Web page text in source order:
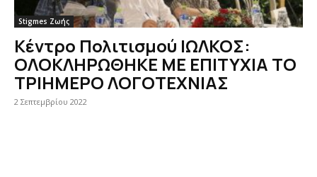
Stigmes Ζωής
Κέντρο Πολιτισμού ΙΩΛΚΟΣ:
ΟΛΟΚΛΗΡΩΘΗΚΕ ΜΕ ΕΠΙΤΥΧΙΑ ΤΟ
ΤΡΙΗΜΕΡΟ ΛΟΓΟΤΕΧΝΙΑΣ
2 Σεπτεμβρίου 2022